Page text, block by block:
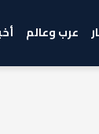
عرب وعالم